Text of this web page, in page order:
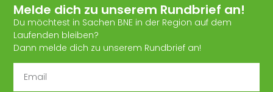
Melde dich zu unserem Rundbrief an!
Du möchtest in Sachen BNE in der Region auf dem
Laufenden bleiben?
Dann melde dich zu unserem Rundbrief an!